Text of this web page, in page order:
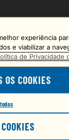
experiência
e viabilizar a
de Privacidade
OS COOKIES